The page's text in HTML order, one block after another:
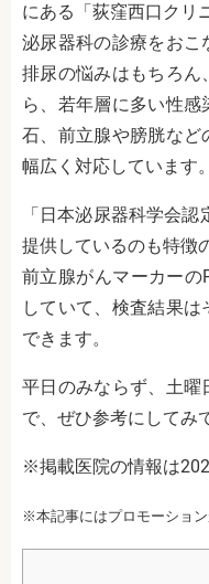
にある「荻窪西口クリ
泌尿器科の診療をおこ
排尿の悩みはもちろ
ら、若年層に多い性
石、前立腺や膀胱な
幅広く対応しています。
「日本泌尿器科学会
提供しているのも特徴
前立腺がんマーカー
していて、検査結果
できます。
平日のみならず、土
で、ぜひ参考にしてみ
※掲載医院の情報は
※本記事にはプロモーショ